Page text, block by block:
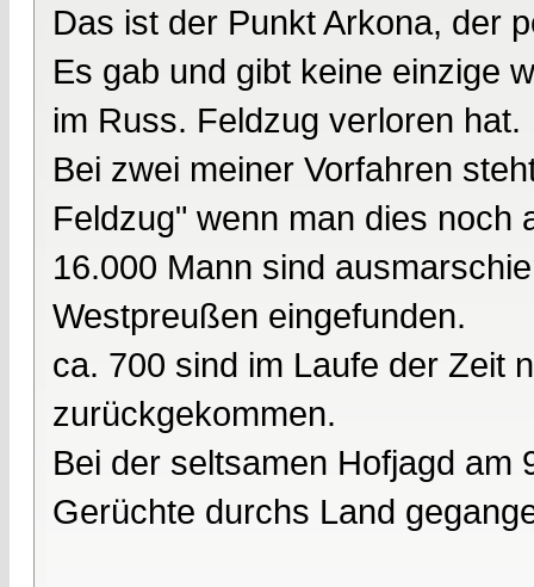
Das ist der Punkt Arkona, der
Es gab und gibt keine einzige
im Russ. Feldzug verloren hat.
Bei zwei meiner Vorfahren
Feldzug" wenn man dies noch
16.000 Mann sind
Westpreußen eingefunden.
ca. 700 sind im Laufe der Zeit
zurückgekommen.
Bei der seltsamen Hofjagd am
Gerüchte durchs Land